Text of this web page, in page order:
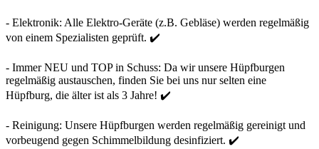
- Elektronik: Alle Elektro-Geräte (z.B. Gebläse) werden regelmäßig
von einem Spezialisten geprüft. ✔️
- Immer NEU und TOP in Schuss: Da wir unsere Hüpfburgen
regelmäßig austauschen, finden Sie bei uns nur selten eine
Hüpfburg, die älter ist als 3 Jahre! ✔️
- Reinigung: Unsere Hüpfburgen werden regelmäßig gereinigt und
vorbeugend gegen Schimmelbildung desinfiziert. ✔️